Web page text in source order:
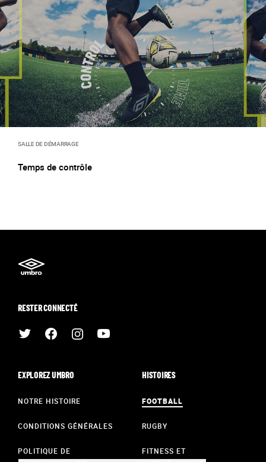
SALLE DE DÉMARRAGE
Temps de contrôle
RESTER CONNECTÉ
EXPLOREZ UMBRO
NOTRE HISTOIRE
CONDITIONS GÉNÉRALES
POLITIQUE DE
HISTOIRES
FOOTBALL
RUGBY
FITNESS ET